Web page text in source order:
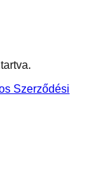
Szerződési